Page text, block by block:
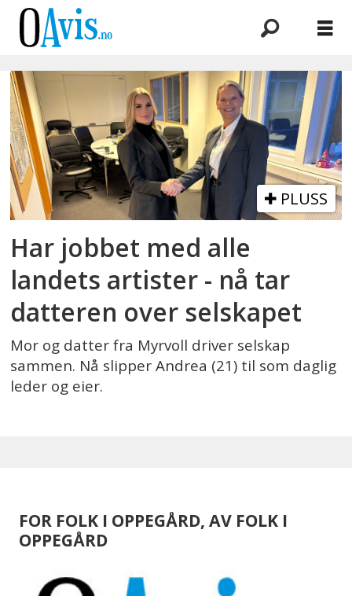
Emne:
underholdningsbransjen
PLUSS
Har jobbet med alle
landets artister - nå tar
datteren over selskapet
Mor og datter fra Myrvoll driver selskap
sammen. Nå slipper Andrea (21) til som daglig
leder og eier.
FOR FOLK I OPPEGÅRD, AV FOLK I
OPPEGÅRD